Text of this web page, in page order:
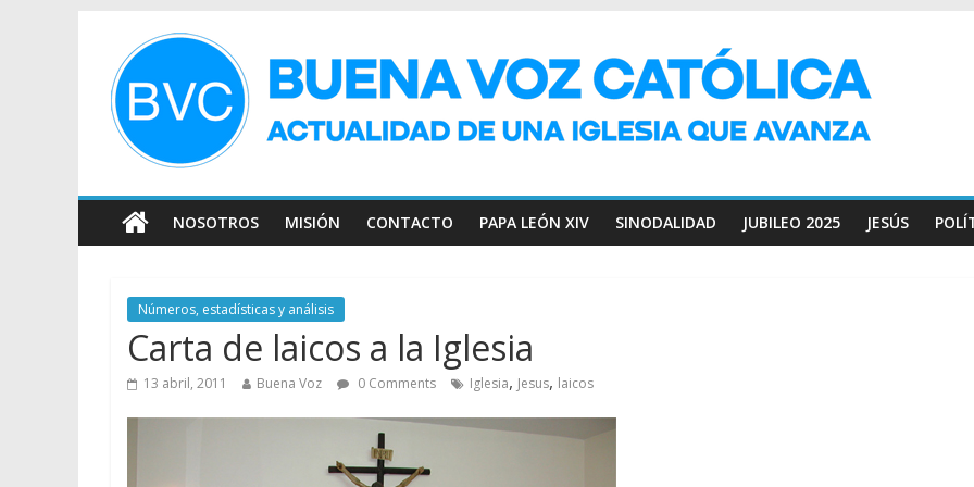
NOSOTROS MISIÓN CONTACTO PAPA LEÓN XIV SINODALIDAD JUBILEO 2025 JESÚS
Números, estadísticas y análisis
Carta de laicos a la Iglesia
13 abril, 2011 Buena Voz 0 Comments Iglesia, Jesus, laicos